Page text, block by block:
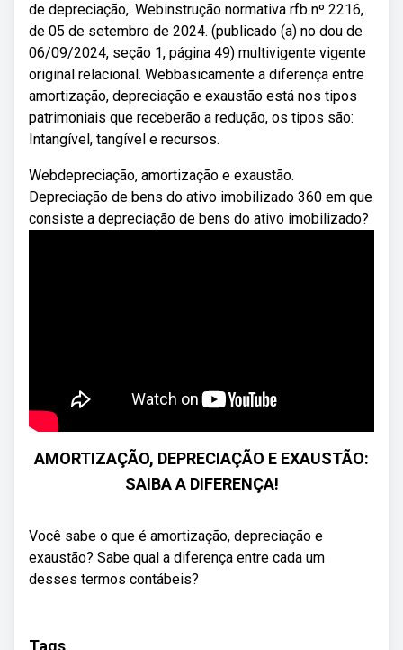
de depreciação,. Webinstrução normativa rfb nº 2216,
de 05 de setembro de 2024. (publicado (a) no dou de
06/09/2024, seção 1, página 49) multivigente vigente
original relacional. Webbasicamente a diferença entre
amortização, depreciação e exaustão está nos tipos
patrimoniais que receberão a redução, os tipos são:
Intangível, tangível e recursos.
Webdepreciação, amortização e exaustão.
Depreciação de bens do ativo imobilizado 360 em que
consiste a depreciação de bens do ativo imobilizado?
AMORTIZAÇÃO, DEPRECIAÇÃO E EXAUSTÃO:
SAIBA A DIFERENÇA!
Você sabe o que é amortização, depreciação e
exaustão? Sabe qual a diferença entre cada um
desses termos contábeis?
Tags